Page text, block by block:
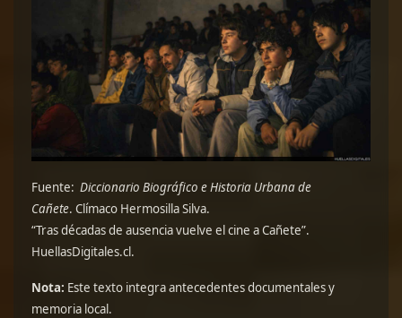
Fuente: Diccionario Biográfico e Historia Urbana de
Cañete. Clímaco Hermosilla Silva.
“Tras décadas de ausencia vuelve el cine a Cañete”.
HuellasDigitales.cl.
Nota: Este texto integra antecedentes documentales y
memoria local.